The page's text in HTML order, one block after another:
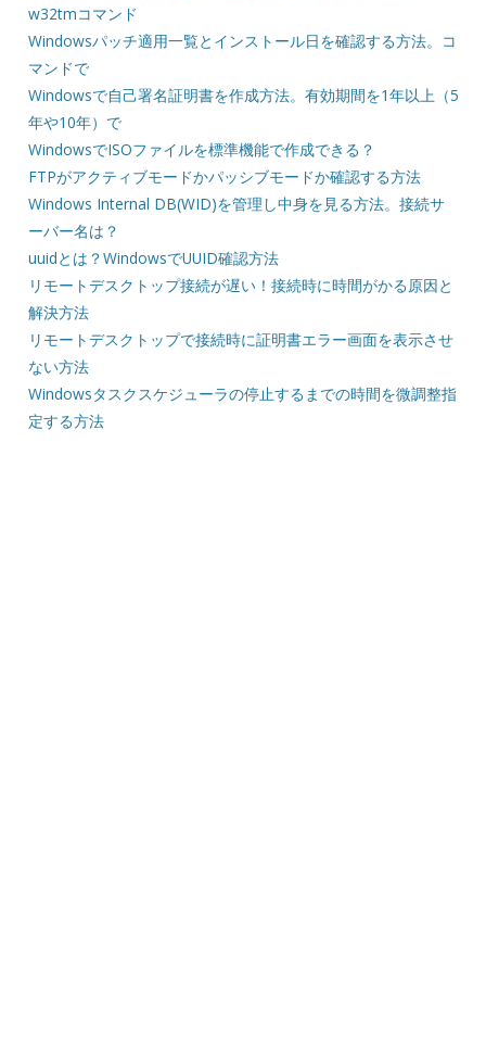
w32tmコマンド
Windowsパッチ適用一覧とインストール日を確認する方法。コ
マンドで
Windowsで自己署名証明書を作成方法。有効期間を1年以上（5
年や10年）で
WindowsでISOファイルを標準機能で作成できる？
FTPがアクティブモードかパッシブモードか確認する方法
Windows Internal DB(WID)を管理し中身を見る方法。接続サ
ーバー名は？
uuidとは？WindowsでUUID確認方法
リモートデスクトップ接続が遅い！接続時に時間がかる原因と
解決方法
リモートデスクトップで接続時に証明書エラー画面を表示させ
ない方法
Windowsタスクスケジューラの停止するまでの時間を微調整指
定する方法